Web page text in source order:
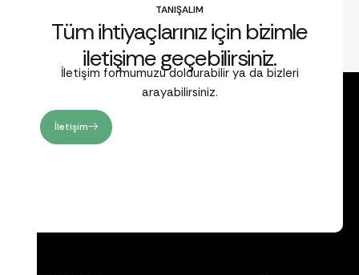
TANIŞALIM
Tüm ihtiyaçlarınız için bizimle
iletişime geçebilirsiniz.
İletişim formumuzu doldurabilir ya da bizleri
arayabilirsiniz.
İletişim